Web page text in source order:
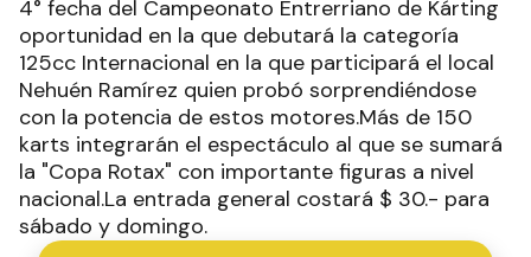
4° fecha del Campeonato Entrerriano de Kárting
oportunidad en la que debutará la categoría
125cc Internacional en la que participará el local
Nehuén Ramírez quien probó sorprendiéndose
con la potencia de estos motores.Más de 150
karts integrarán el espectáculo al que se sumará
la "Copa Rotax" con importante figuras a nivel
nacional.La entrada general costará $ 30.- para
sábado y domingo.